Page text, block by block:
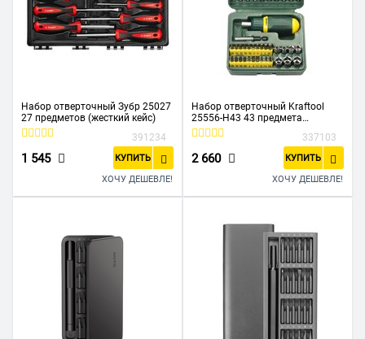
Набор отверточный Зубр 25027
27 предметов (жесткий кейс)
391234
1 545 КУПИТЬ
ХОЧУ ДЕШЕВЛЕ!
Набор отверточный Kraftool
25556-H43 43 предмета
(жесткий кейс)
337103
2 660 КУПИТЬ
ХОЧУ ДЕШЕВЛЕ!